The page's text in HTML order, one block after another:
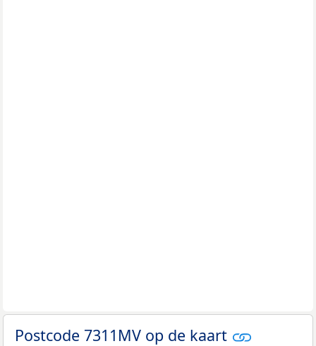
Postcode 7311MV op de kaart